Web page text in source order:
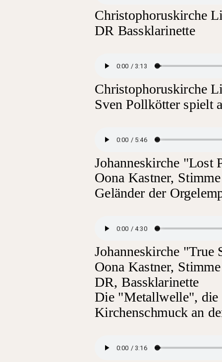
Christophoruskirche
DR Bassklarinette
Christophoruskirche
Sven Pollkötter spielt
Johanneskirche "Lost
Oona Kastner,
Geländer der
Johanneskirche
Oona Kastner,
DR, Bassklarinette
Die "Metallwelle", die
Kirchenschmuck an